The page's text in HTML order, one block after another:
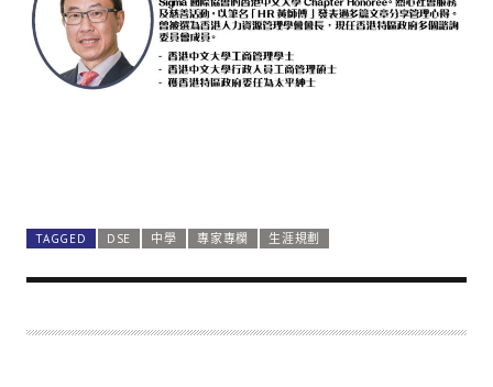
TAGGED DSE 中學 專家專欄 生涯規劃